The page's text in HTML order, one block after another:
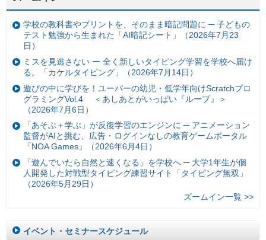
学校の教科書やプリントを、そのまま暗記問題に ─ 子どもの
テスト勉強から生まれた「AI暗記シート」（2026年7月23
日）
ミスを見逃さない ー 全く新しいタイピング学習を学校へ届け
る。「カケルタイピング」（2026年7月14日）
遊びの中に学びを！ユーバーの幼児・低学年向けScratchプロ
グラミングVol.4 ＜あしあとがいっぱい『ループ』＞
（2026年7月6日）
「あそぶ＋学ぶ」が反復学習のエンジンに ─ アニメーション
監督がAIと挑む、広告・ログインなしの教育ゲームポータル
「NOA Games」（2026年6月4日）
「遊んでいたら自然と速くなる」を学校へ ─ 大学1年生が個
人開発した対戦型タイピング練習サイト「タイピング無双」
（2026年5月29日）
ズームイン一覧 >>
イベント・セミナースケジュール